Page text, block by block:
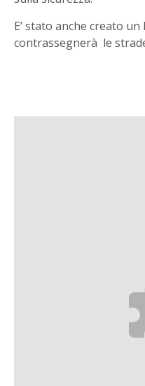
E’ stato anche creato
contrassegnerà le